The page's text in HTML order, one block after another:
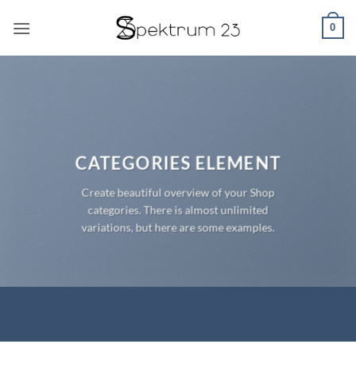
Inhalt
0
CATEGORIES ELEMENT
Create beautiful overview of your Shop
categories. There is almost unlimited
variations, but here are some examples.